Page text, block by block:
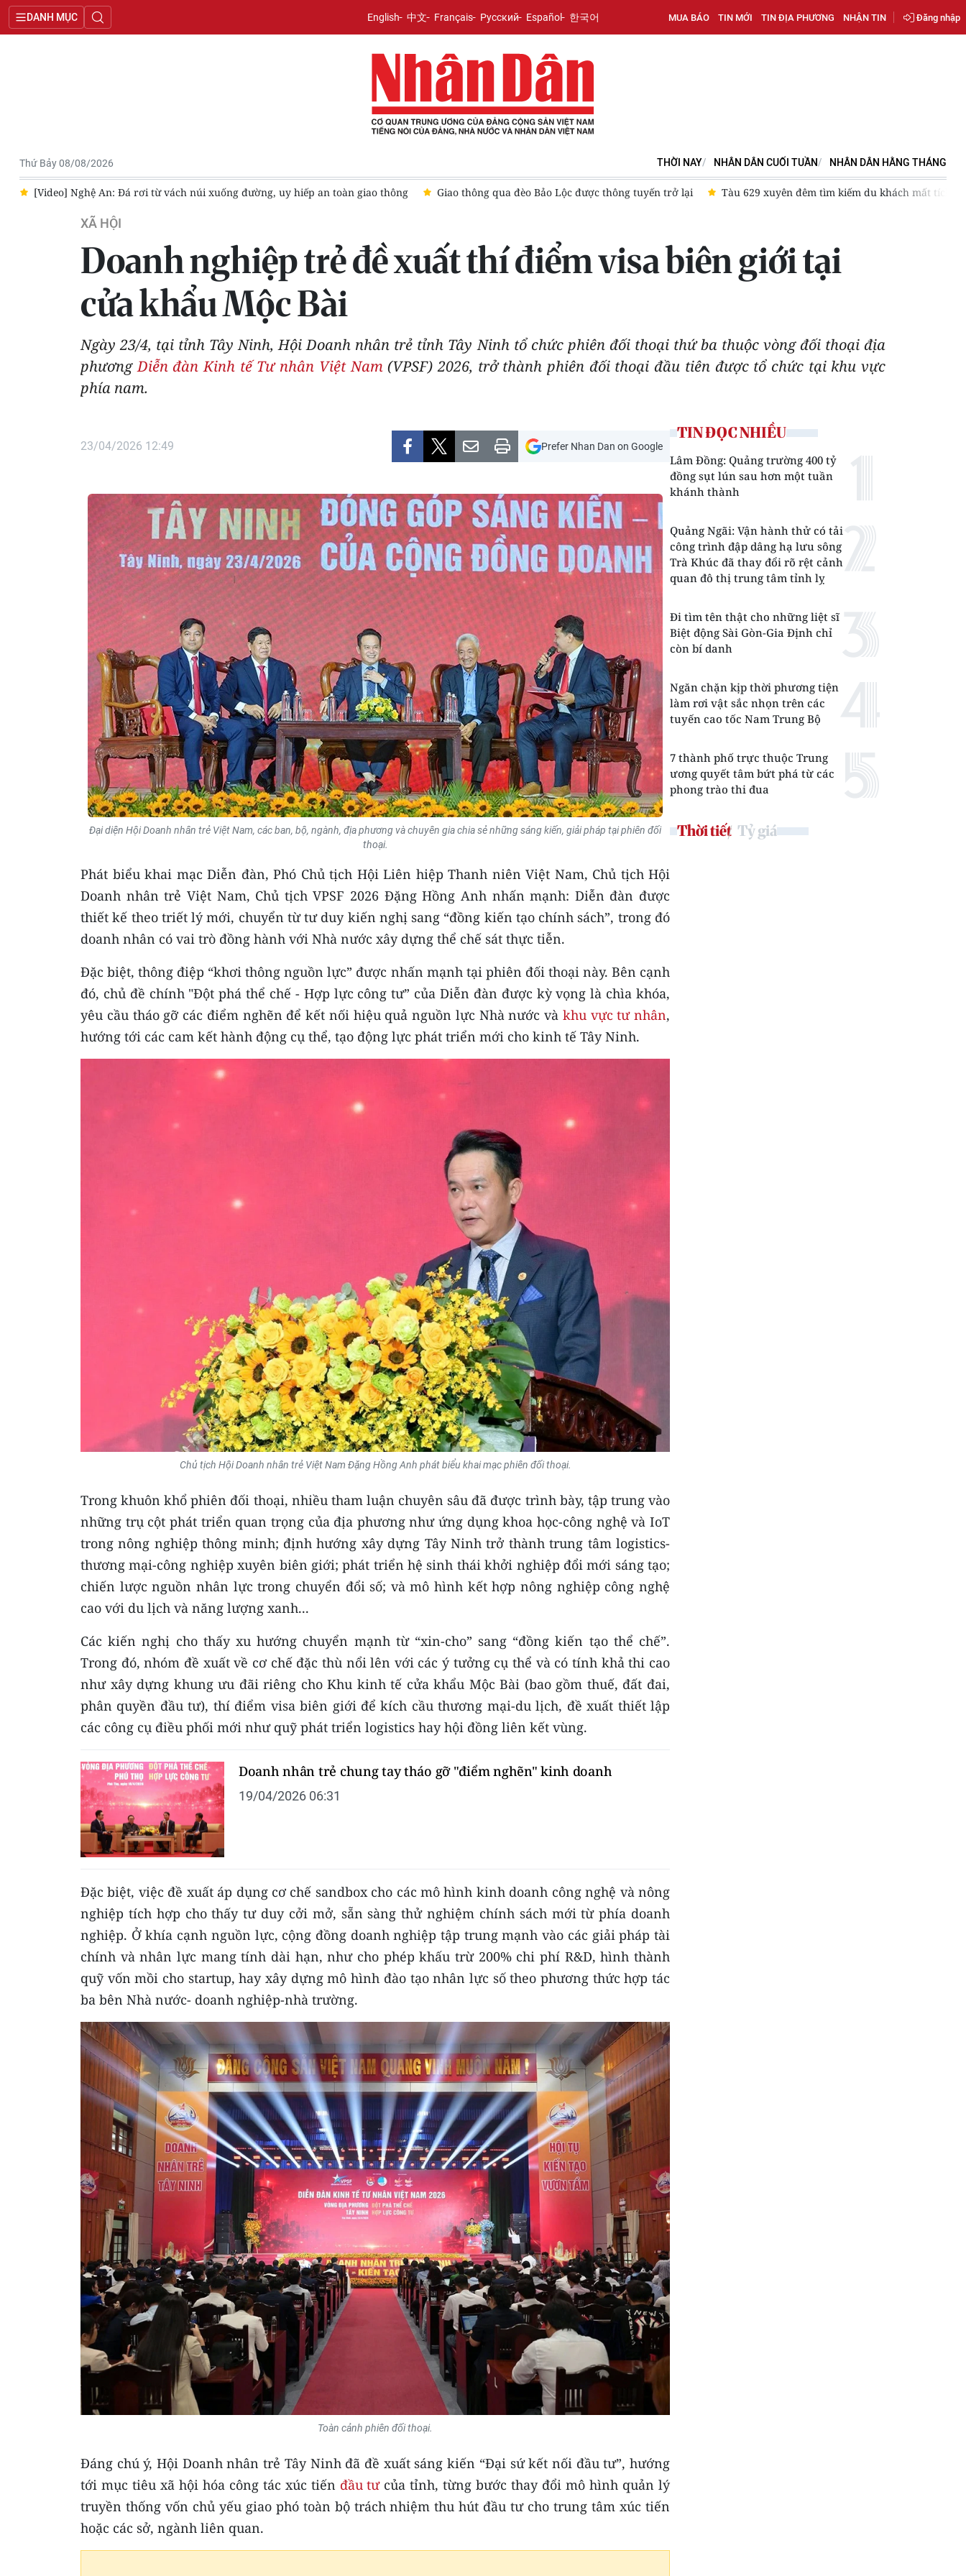
DANH MỤC English 中文 Français Русский Español 한국어 MUA BÁO TIN MỚI TIN ĐỊA PHƯƠNG NHẬN TIN Đăng nhập
Thứ Bảy 08/08/2026 THỜI NAY NHÂN DÂN CUỐI TUẦN NHÂN DÂN HẰNG THÁNG
Giao thông qua đèo Bảo Lộc được thông tuyến trở lại Tàu 629 xuyên đêm tìm kiếm du khách mất tích trên biển Đà Nẵng Lâm Đồng: “Chiến dịch 500 ngày đêm” dự kiến về đích
XÃ HỘI
Doanh nghiệp trẻ đề xuất thí điểm visa biên giới tại
cửa khẩu Mộc Bài
Ngày 23/4, tại tỉnh Tây Ninh, Hội Doanh nhân trẻ tỉnh Tây Ninh tổ chức phiên đối thoại thứ ba thuộc vòng đối thoại địa
phươngDiễn đàn Kinh tế Tư nhân Việt Nam(VPSF) 2026, trở thành phiên đối thoại đầu tiên được tổ chức tại khu vực
phía nam.
23/04/2026 12:49 Prefer Nhan Dan on Google
Đại diện Hội Doanh nhân trẻ Việt Nam, các ban, bộ, ngành, địa phương và chuyên gia chia sẻ những sáng kiến, giải pháp tại phiên đối
thoại.
Phát biểu khai mạc Diễn đàn, Phó Chủ tịch Hội Liên hiệp Thanh niên Việt Nam, Chủ tịch Hội
Doanh nhân trẻ Việt Nam, Chủ tịch VPSF 2026 Đặng Hồng Anh nhấn mạnh: Diễn đàn được
thiết kế theo triết lý mới, chuyển từ tư duy kiến nghị sang “đồng kiến tạo chính sách”, trong đó
doanh nhân có vai trò đồng hành với Nhà nước xây dựng thể chế sát thực tiễn.
Đặc biệt, thông điệp “khơi thông nguồn lực” được nhấn mạnh tại phiên đối thoại này. Bên cạnh
đó, chủ đề chính "Đột phá thể chế - Hợp lực công tư” của Diễn đàn được kỳ vọng là chìa khóa,
yêu cầu tháo gỡ các điểm nghẽn để kết nối hiệu quả nguồn lực Nhà nước và khu vực tư nhân,
hướng tới các cam kết hành động cụ thể, tạo động lực phát triển mới cho kinh tế Tây Ninh.
Chủ tịch Hội Doanh nhân trẻ Việt Nam Đặng Hồng Anh phát biểu khai mạc phiên đối thoại.
Trong khuôn khổ phiên đối thoại, nhiều tham luận chuyên sâu đã được trình bày, tập trung vào
những trụ cột phát triển quan trọng của địa phương như ứng dụng khoa học-công nghệ và IoT
trong nông nghiệp thông minh; định hướng xây dựng Tây Ninh trở thành trung tâm logistics-
thương mại-công nghiệp xuyên biên giới; phát triển hệ sinh thái khởi nghiệp đổi mới sáng tạo;
chiến lược nguồn nhân lực trong chuyển đổi số; và mô hình kết hợp nông nghiệp công nghệ
cao với du lịch và năng lượng xanh...
Các kiến nghị cho thấy xu hướng chuyển mạnh từ “xin-cho” sang “đồng kiến tạo thể chế”.
Trong đó, nhóm đề xuất về cơ chế đặc thù nổi lên với các ý tưởng cụ thể và có tính khả thi cao
như xây dựng khung ưu đãi riêng cho Khu kinh tế cửa khẩu Mộc Bài (bao gồm thuế, đất đai,
phân quyền đầu tư), thí điểm visa biên giới để kích cầu thương mại-du lịch, đề xuất thiết lập
các công cụ điều phối mới như quỹ phát triển logistics hay hội đồng liên kết vùng.
Doanh nhân trẻ chung tay tháo gỡ "điểm nghẽn" kinh doanh
19/04/2026 06:31
Đặc biệt, việc đề xuất áp dụng cơ chế sandbox cho các mô hình kinh doanh công nghệ và nông
nghiệp tích hợp cho thấy tư duy cởi mở, sẵn sàng thử nghiệm chính sách mới từ phía doanh
nghiệp. Ở khía cạnh nguồn lực, cộng đồng doanh nghiệp tập trung mạnh vào các giải pháp tài
chính và nhân lực mang tính dài hạn, như cho phép khấu trừ 200% chi phí R&D, hình thành
quỹ vốn mồi cho startup, hay xây dựng mô hình đào tạo nhân lực số theo phương thức hợp tác
ba bên Nhà nước- doanh nghiệp-nhà trường.
Toàn cảnh phiên đối thoại.
Đáng chú ý, Hội Doanh nhân trẻ Tây Ninh đã đề xuất sáng kiến “Đại sứ kết nối đầu tư”, hướng
tới mục tiêu xã hội hóa công tác xúc tiến đầu tưcủa tỉnh, từng bước thay đổi mô hình quản lý
truyền thống vốn chủ yếu giao phó toàn bộ trách nhiệm thu hút đầu tư cho trung tâm xúc tiến
hoặc các sở, ngành liên quan.
TIN ĐỌC NHIỀU
Lâm Đồng: Quảng trường 400 tỷ
đồng sụt lún sau hơn một tuần
khánh thành
Quảng Ngãi: Vận hành thử có tải
công trình đập dâng hạ lưu sông
Trà Khúc đã thay đổi rõ rệt cảnh
quan đô thị trung tâm tỉnh lỵ
Đi tìm tên thật cho những liệt sĩ
Biệt động Sài Gòn-Gia Định chỉ
còn bí danh
Ngăn chặn kịp thời phương tiện
làm rơi vật sắc nhọn trên các
tuyến cao tốc Nam Trung Bộ
7 thành phố trực thuộc Trung
ương quyết tâm bứt phá từ các
phong trào thi đua
Thời tiết Tỷ giá